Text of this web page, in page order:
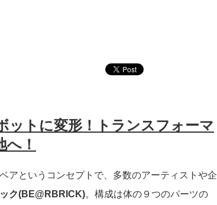
ットに変形！トランスフォーマ
！
アというコンセプトで、多数のアーティストや企
ク(BE@RBRICK)。構成は体の９つのパーツの